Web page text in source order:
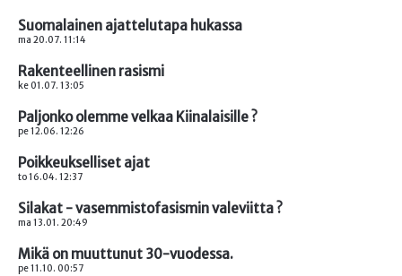
Suomalainen ajattelutapa hukassa
ma 20.07. 11:14
Rakenteellinen rasismi
ke 01.07. 13:05
Paljonko olemme velkaa Kiinalaisille ?
pe 12.06. 12:26
Poikkeukselliset ajat
to 16.04. 12:37
Silakat - vasemmistofasismin valeviitta ?
ma 13.01. 20:49
Mikä on muuttunut 30-vuodessa.
pe 11.10. 00:57